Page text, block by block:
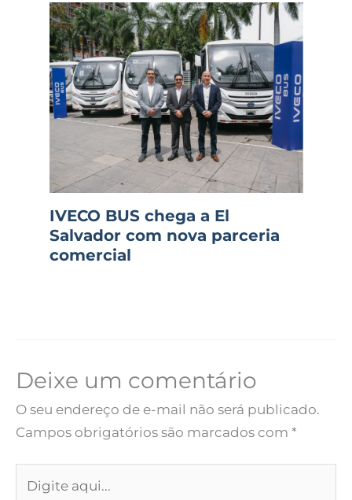
IVECO BUS chega a El
Salvador com nova parceria
comercial
Deixe um comentário
O seu endereço de e-mail não será publicado.
Campos obrigatórios são marcados com *